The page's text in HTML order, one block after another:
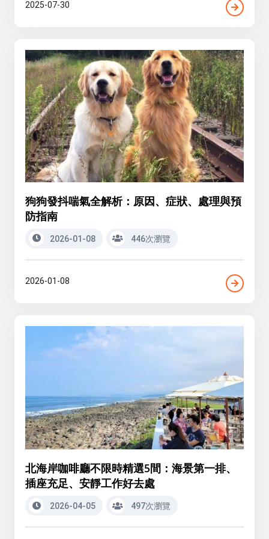
2025-07-30
狗狗發抖喘氣全解析：原因、症狀、處理與預
防指南
2026-01-08 446次瀏覽
2026-01-08
北海岸咖啡廳不限時精選5間：海景第一排、
插座充足、安靜工作好去處
2026-04-05 497次瀏覽